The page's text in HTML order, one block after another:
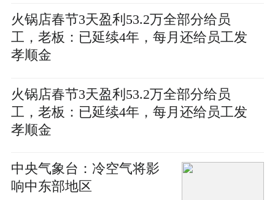
火锅店春节3天盈利53.2万全部分给员
工，老板：已延续4年，每月还给员工发
孝顺金
火锅店春节3天盈利53.2万全部分给员
工，老板：已延续4年，每月还给员工发
孝顺金
中央气象台：冷空气将影
响中东部地区